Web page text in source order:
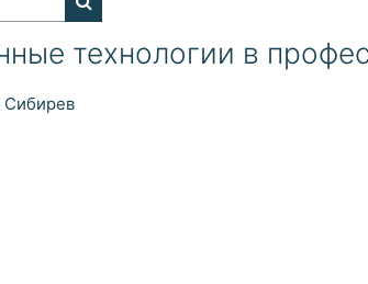
Поиск курса
технологии в
Сибирев